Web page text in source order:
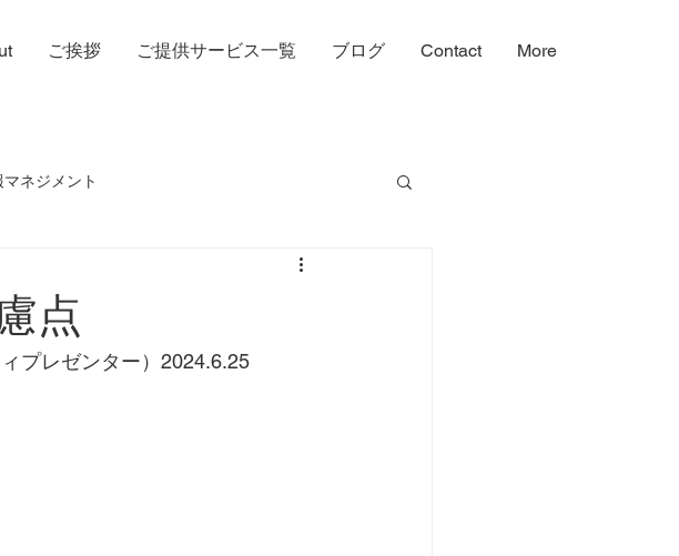
ご挨拶 ご提供サービス一覧 ブログ Contact More
マネジメント
点
プレゼンター）2024.6.25